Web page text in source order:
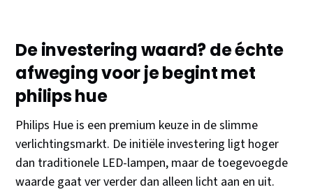
De investering waard? de échte
afweging voor je begint met
philips hue
Philips Hue is een premium keuze in de slimme
verlichtingsmarkt. De initiële investering ligt hoger
dan traditionele LED-lampen, maar de toegevoegde
waarde gaat ver verder dan alleen licht aan en uit.